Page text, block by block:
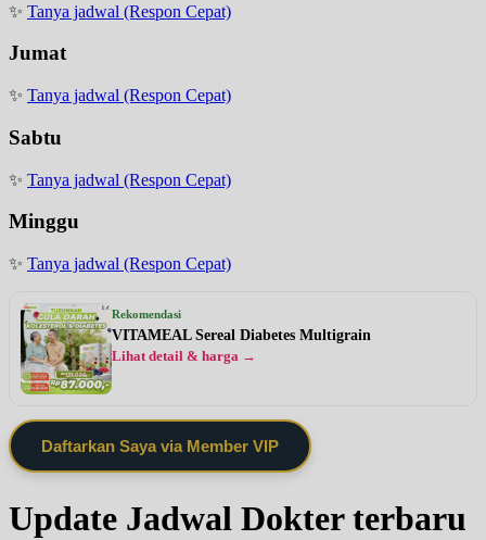
✨ Tanya jadwal (Respon Cepat)
Jumat
✨ Tanya jadwal (Respon Cepat)
Sabtu
✨ Tanya jadwal (Respon Cepat)
Minggu
✨ Tanya jadwal (Respon Cepat)
Rekomendasi
VITAMEAL Sereal Diabetes Multigrain
Lihat detail & harga →
Daftarkan Saya via Member VIP
Update Jadwal Dokter terbaru